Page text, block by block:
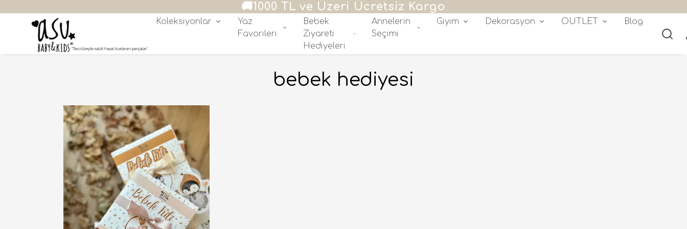
Koleksiyonlar
Yaz
Favorileri
Bebek
Ziyareti
Hediyeleri
Annelerin
Seçimi
Giyim Dekorasyon OUTLET Blog
bebek hediyesi